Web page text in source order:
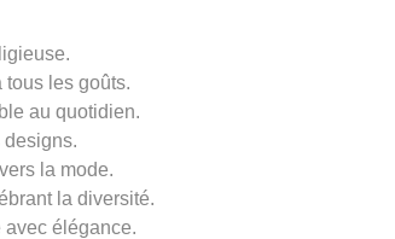
tous les goûts.
au quotidien.
designs.
la mode.
la diversité.
avec élégance.